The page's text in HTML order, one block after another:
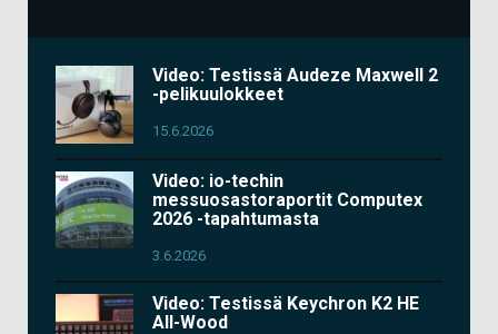
Video: Testissä Audeze Maxwell 2
-pelikuulokkeet
15.6.2026
Video: io-techin
messuosastoraportit Computex
2026 -tapahtumasta
3.6.2026
Video: Testissä Keychron K2 HE
All-Wood